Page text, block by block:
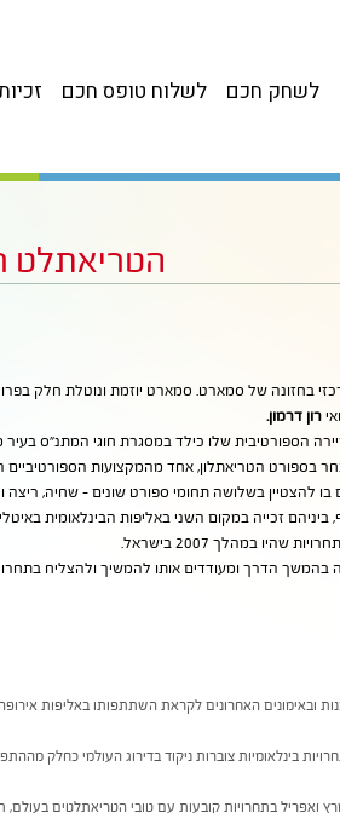
לשלוח טופס חכם לשחק חכם
הטריאתלט
בחזונה של סמארט. סמארט יוזמת ונוטלת חלק
רון דרמון.
את הקריירה הספורטיבית שלו כילד במסגרת חוגי המתנ”ס
בספורט הטריאתלון, אחד מהמקצועות הספורטיביים
להצטיין בשלושה תחומי ספורט שונים – שחיה, ריצה
במהלך 2007 בישראל.
בהמשך הדרך ומעודדים אותו להמשיך ולהצליח
ובאימונים האחרונים לקראת השתתפותו באליפות
בינלאומיות צוברות ניקוד בדירוג העולמי כחלק
בתחרויות קובעות עם טובי הטריאתלטים בעולם,